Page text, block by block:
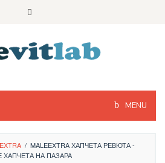
MENU
/ MALEEXTRA ХАПЧЕТА РЕВЮТА -
НА ПАЗАРА